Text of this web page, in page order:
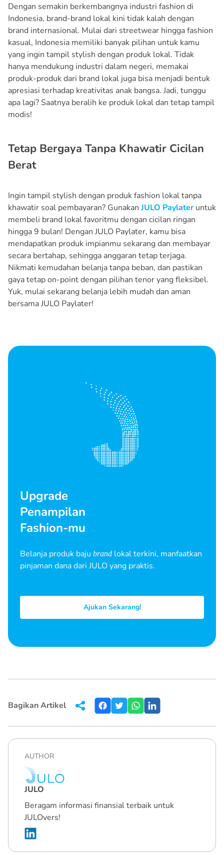
Dengan semakin berkembangnya industri fashion di
Indonesia, brand-brand lokal kini tidak kalah dengan
brand internasional. Mulai dari streetwear hingga fashion
kasual, Indonesia memiliki banyak pilihan untuk kamu
yang ingin tampil stylish dengan produk lokal. Tidak
hanya mendukung industri dalam negeri, memakai
produk-produk dari brand lokal juga bisa menjadi bentuk
apresiasi terhadap kreativitas anak bangsa. Jadi, tunggu
apa lagi? Saatnya beralih ke produk lokal dan tetap tampil
modis!
Tetap Bergaya Tanpa Khawatir Cicilan
Berat
Ingin tampil stylish dengan produk fashion lokal tanpa
khawatir soal pembayaran? GunakanJULO Paylater untuk
membeli brand lokal favoritmu dengan cicilan ringan
hingga 9 bulan! Dengan JULO Paylater, kamu bisa
mendapatkan produk impianmu sekarang dan membayar
secara bertahap, sehingga anggaran tetap terjaga.
Nikmati kemudahan belanja tanpa beban, dan pastikan
gaya tetap on-point dengan pilihan tenor yang fleksibel.
Yuk, mulai sekarang belanja lebih mudah dan aman
bersama JULO Paylater!
Upgrade
Penampilan
Fashion-mu
Belanja produk baju brand lokal terkini, manfaatkan
pinjaman dana dari JULO yang praktis.
Ajukan Sekarang!
Bagikan Artikel
AUTHOR
JULO
Beragam informasi finansial terbaik untuk
JULOvers!